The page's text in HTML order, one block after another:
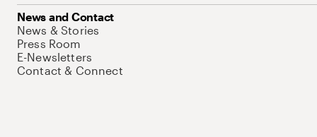
News and Contact
News & Stories
Press Room
E-Newsletters
Contact & Connect